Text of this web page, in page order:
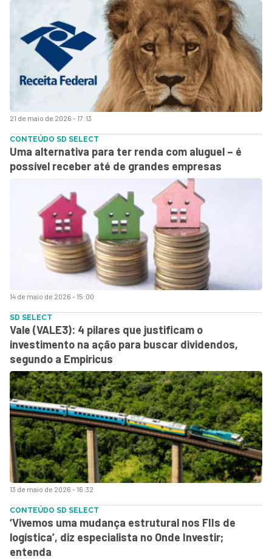
21 de maio de 2026 - 17:13
14 de maio de 2026 - 15:00
CONTEÚDO SD SELECT
Uma alternativa para ter renda com aluguel – é
possível receber até de grandes empresas
13 de maio de 2026 - 16:32
SD SELECT
Vale (VALE3): 4 pilares que justificam o
investimento na ação para buscar dividendos,
segundo a Empiricus
CONTEÚDO SD SELECT
‘Vivemos uma mudança estrutural nos FIIs de
logística’, diz especialista no Onde Investir;
entenda